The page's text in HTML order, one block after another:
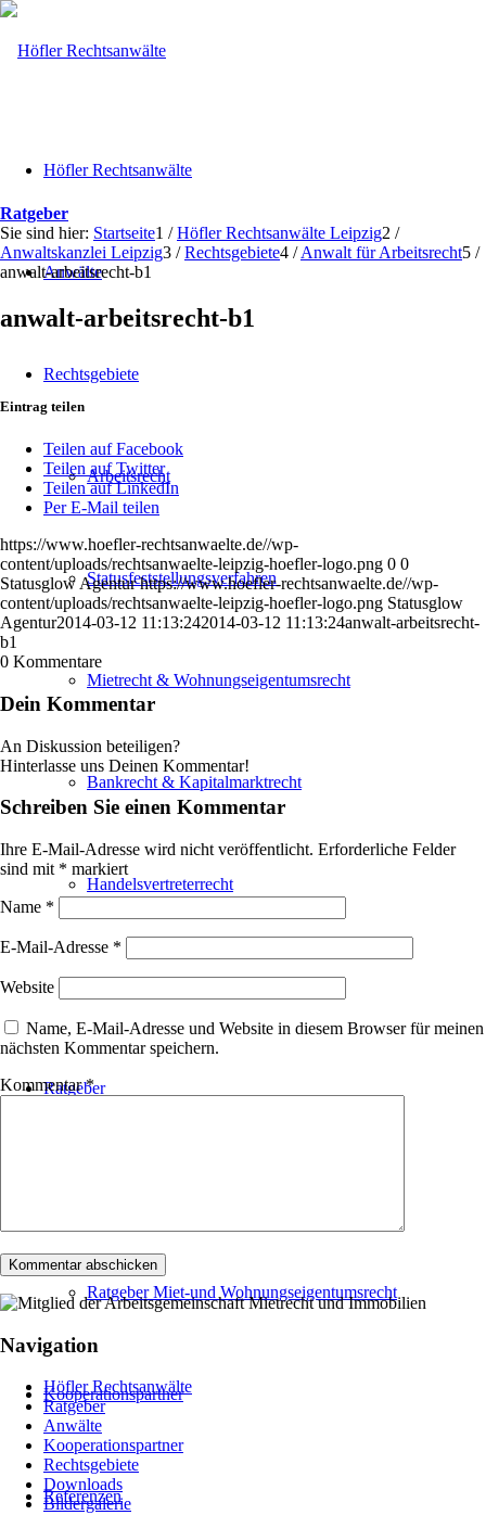
Höfler Rechtsanwälte
Anwälte
Rechtsgebiete
Arbeitsrecht
Statusfeststellungsverfahren
Mietrecht & Wohnungseigentumsrecht
Bankrecht & Kapitalmarktrecht
Handelsvertreterrecht
Ratgeber
Ratgeber Miet-und Wohnungseigentumsrecht
Kooperationspartner
Referenzen
Ratgeber
Sie sind hier: Startseite1 / Höfler Rechtsanwälte Leipzig2 /
Anwaltskanzlei Leipzig3 / Rechtsgebiete4 / Anwalt für Arbeitsrecht5 /
anwalt-arbeitsrecht-b1
anwalt-arbeitsrecht-b1
Eintrag teilen
Teilen auf Facebook
Teilen auf Twitter
Teilen auf LinkedIn
Per E-Mail teilen
https://www.hoefler-rechtsanwaelte.de//wp-
content/uploads/rechtsanwaelte-leipzig-hoefler-logo.png 0 0
Statusglow Agentur https://www.hoefler-rechtsanwaelte.de//wp-
content/uploads/rechtsanwaelte-leipzig-hoefler-logo.png Statusglow
Agentur2014-03-12 11:13:242014-03-12 11:13:24anwalt-arbeitsrecht-
b1
0 Kommentare
Dein Kommentar
An Diskussion beteiligen?
Hinterlasse uns Deinen Kommentar!
Schreiben Sie einen Kommentar
Ihre E-Mail-Adresse wird nicht veröffentlicht. Erforderliche Felder
sind mit * markiert
Name *
E-Mail-Adresse *
Website
Name, E-Mail-Adresse und Website in diesem Browser für meinen
nächsten Kommentar speichern.
Kommentar*
Navigation
Höfler Rechtsanwälte
Ratgeber
Anwälte
Kooperationspartner
Rechtsgebiete
Downloads
Bildergalerie